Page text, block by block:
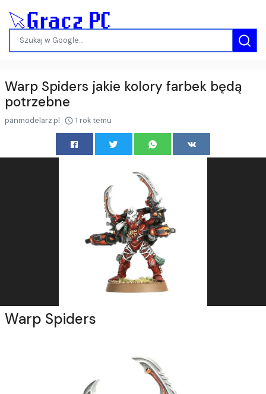
Warp Spiders jakie kolory farbek będą
potrzebne
panmodelarz.pl 1 rok temu
Warp Spiders